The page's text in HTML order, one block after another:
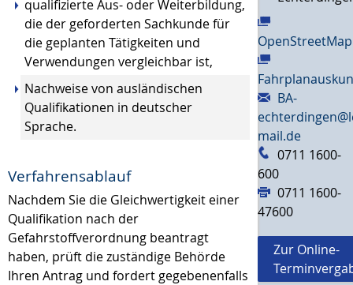
qualifizierte Aus- oder Weiterbildung,
die der geforderten Sachkunde für
die geplanten Tätigkeiten und
Verwendungen vergleichbar ist,
Nachweise von ausländischen
Qualifikationen in deutscher
Sprache.
Verfahrensablauf
Nachdem Sie die Gleichwertigkeit einer
Qualifikation nach der
Gefahrstoffverordnung beantragt
haben, prüft die zuständige Behörde
Ihren Antrag und fordert gegebenenfalls
OpenStreetMap
BA-
mail.de
0711 1600-
600
0711 1600-
47600
Zur Online-